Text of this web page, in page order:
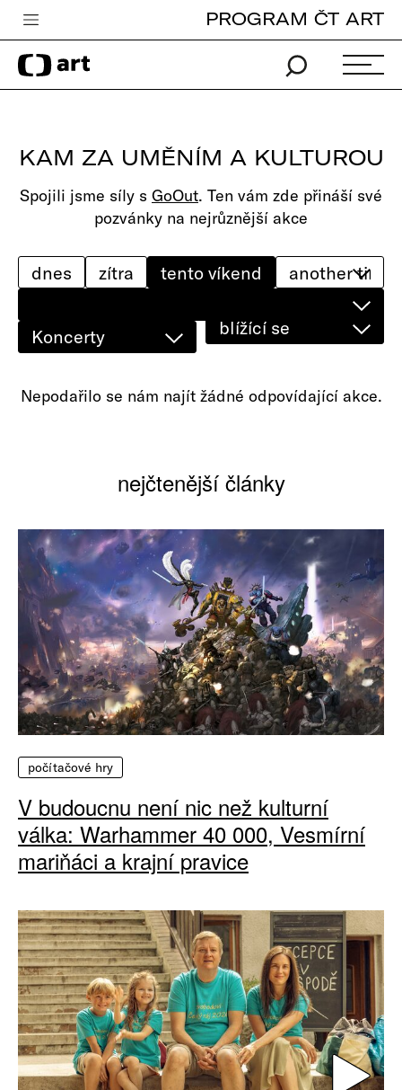
Česká televize
Zpravodajství
iVysílání
TV program
edu
PROGRAM ČT ART
KAM ZA UMĚNÍM A KULTUROU
Spojili jsme síly s GoOut. Ten vám zde přináší své
pozvánky na nejrůznější akce
Koncerty
dnes zítra tento víkend
blížící se
Nepodařilo se nám najít žádné odpovídající akce.
nejčtenější články
počítačové hry
V budoucnu není nic než kulturní
válka: Warhammer 40 000, Vesmírní
mariňáci a krajní pravice